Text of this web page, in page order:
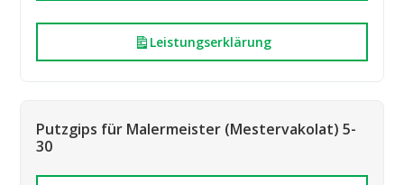
Leistungserklärung
Putzgips für Malermeister (Mestervakolat) 5-
30